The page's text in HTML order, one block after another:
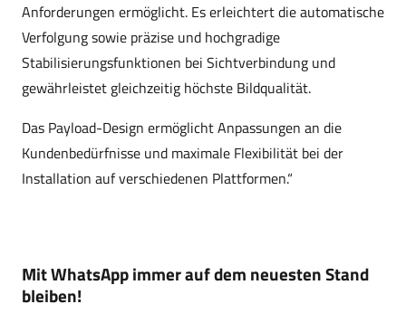
Anforderungen ermöglicht. Es erleichtert die automatische
Verfolgung sowie präzise und hochgradige
Stabilisierungsfunktionen bei Sichtverbindung und
gewährleistet gleichzeitig höchste Bildqualität.
Das Payload-Design ermöglicht Anpassungen an die
Kundenbedürfnisse und maximale Flexibilität bei der
Installation auf verschiedenen Plattformen.“
Mit WhatsApp immer auf dem neuesten Stand
bleiben!